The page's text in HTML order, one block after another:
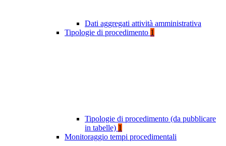
Dati aggregati attività amministrativa
Tipologie di procedimento 1
Tipologie di procedimento (da pubblicare
in tabelle) 1
Monitoraggio tempi procedimentali